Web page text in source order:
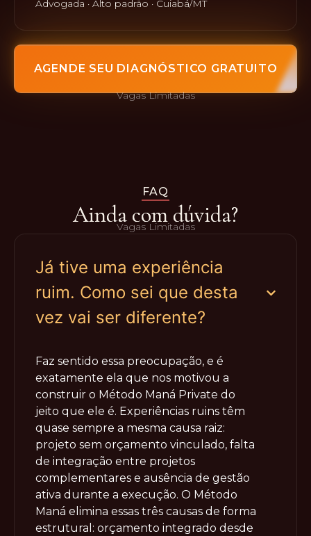
Advogada · Alto padrão · Cuiabá/MT
AGENDE SEU DIAGNÓSTICO GRATUITO
Vagas Limitadas
Já tive uma experiência
ruim. Como sei que desta
vez vai ser diferente?
Faz sentido essa preocupação, e é
exatamente ela que nos motivou a
construir o Método Maná Private do
jeito que ele é. Experiências ruins têm
quase sempre a mesma causa raiz:
projeto sem orçamento vinculado, falta
de integração entre projetos
complementares e ausência de gestão
ativa durante a execução. O Método
Maná elimina essas três causas de forma
estrutural: orçamento integrado desde
FAQ
Ainda com dúvida?
Vagas Limitadas